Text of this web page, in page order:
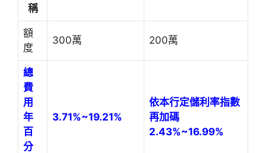
稱
額
度
300萬 200萬
總
費
用
年
百
分
3.71%~19.21%
依本行定儲利率指數
再加碼
2.43%~16.99%